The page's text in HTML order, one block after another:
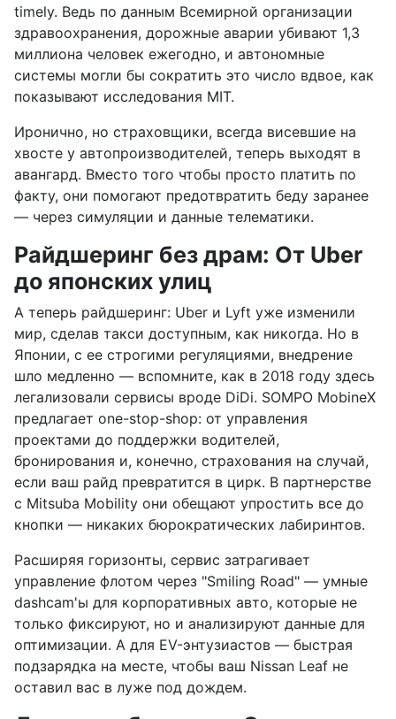
timely. Ведь по данным Всемирной организации
здравоохранения, дорожные аварии убивают 1,3
миллиона человек ежегодно, и автономные
системы могли бы сократить это число вдвое, как
показывают исследования MIT.
Иронично, но страховщики, всегда висевшие на
хвосте у автопроизводителей, теперь выходят в
авангард. Вместо того чтобы просто платить по
факту, они помогают предотвратить беду заранее
— через симуляции и данные телематики.
Райдшеринг без драм: От Uber
до японских улиц
А теперь райдшеринг: Uber и Lyft уже изменили
мир, сделав такси доступным, как никогда. Но в
Японии, с ее строгими регуляциями, внедрение
шло медленно — вспомните, как в 2018 году здесь
легализовали сервисы вроде DiDi. SOMPO MobineX
предлагает one-stop-shop: от управления
проектами до поддержки водителей,
бронирования и, конечно, страхования на случай,
если ваш райд превратится в цирк. В партнерстве
с Mitsuba Mobility они обещают упростить все до
кнопки — никаких бюрократических лабиринтов.
Расширяя горизонты, сервис затрагивает
управление флотом через "Smiling Road" — умные
dashcam'ы для корпоративных авто, которые не
только фиксируют, но и анализируют данные для
оптимизации. А для EV-энтузиастов — быстрая
подзарядка на месте, чтобы ваш Nissan Leaf не
оставил вас в луже под дождем.